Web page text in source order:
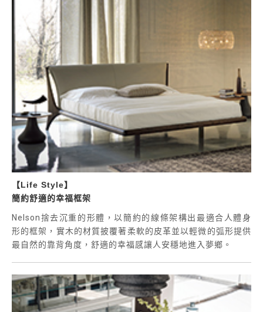
【Life Style】
簡約舒適的幸福框架
Nelson捨去沉重的形體，以簡約的線條架構出最適合人體身
形的框架，實木的材質披覆著柔軟的皮革並以輕微的弧形提供
最自然的靠背角度，舒適的幸福感讓人安穩地進入夢鄉。